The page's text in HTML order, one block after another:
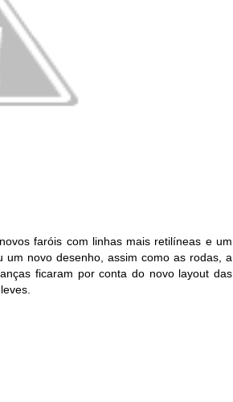
faróis com linhas mais retilíneas e um
novo desenho, assim como as rodas, a
ficaram por conta do novo layout das